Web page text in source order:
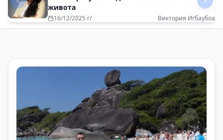
автобиография
20/05/2025 г/ Георги Димитров - Evrotrust